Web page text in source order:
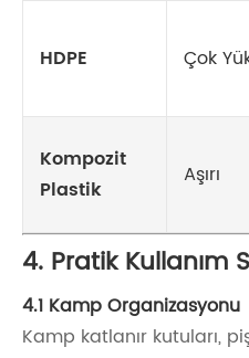
HDPE Çok
Kompozit
Plastik
Aşırı
4. Pratik Kullanım
4.1 Kamp Organizasyonu
Kamp katlanır kutuları,